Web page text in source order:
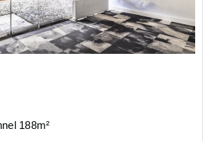
188m²